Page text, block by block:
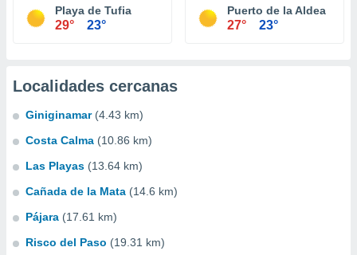
Playa de Tufia
29° 23°
Puerto de la Aldea
27° 23°
Localidades cercanas
Giniginamar (4.43 km)
Costa Calma (10.86 km)
Las Playas (13.64 km)
Cañada de la Mata (14.6 km)
Pájara (17.61 km)
Risco del Paso (19.31 km)